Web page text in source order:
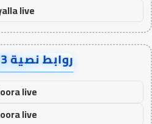
live
روابط نصية AA80513
live
live